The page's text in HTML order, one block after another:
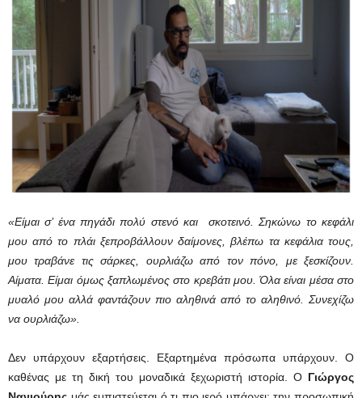
«Είμαι σ’ ένα πηγάδι πολύ στενό και σκοτεινό. Σηκώνω το κεφάλι
μου από το πλάι ξεπροβάλλουν δαίμονες, βλέπω τα κεφάλια τους,
μου τραβάνε τις σάρκες, ουρλιάζω από τον πόνο, με ξεσκίζουν.
Αίματα. Είμαι όμως ξαπλωμένος στο κρεβάτι μου. Όλα είναι μέσα στο
μυαλό μου αλλά φαντάζουν πιο αληθινά από το αληθινό. Συνεχίζω
να ουρλιάζω».
Δεν υπάρχουν εξαρτήσεις. Εξαρτημένα πρόσωπα υπάρχουν. Ο
καθένας με τη δική του μοναδικά ξεχωριστή ιστορία. Ο Γιώργος